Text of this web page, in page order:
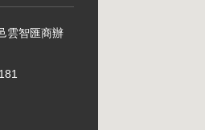
雲智匯商辦